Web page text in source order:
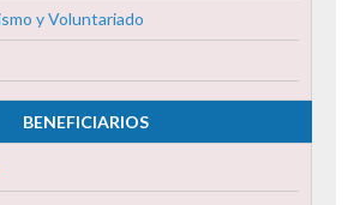
y Voluntariado
BENEFICIARIOS